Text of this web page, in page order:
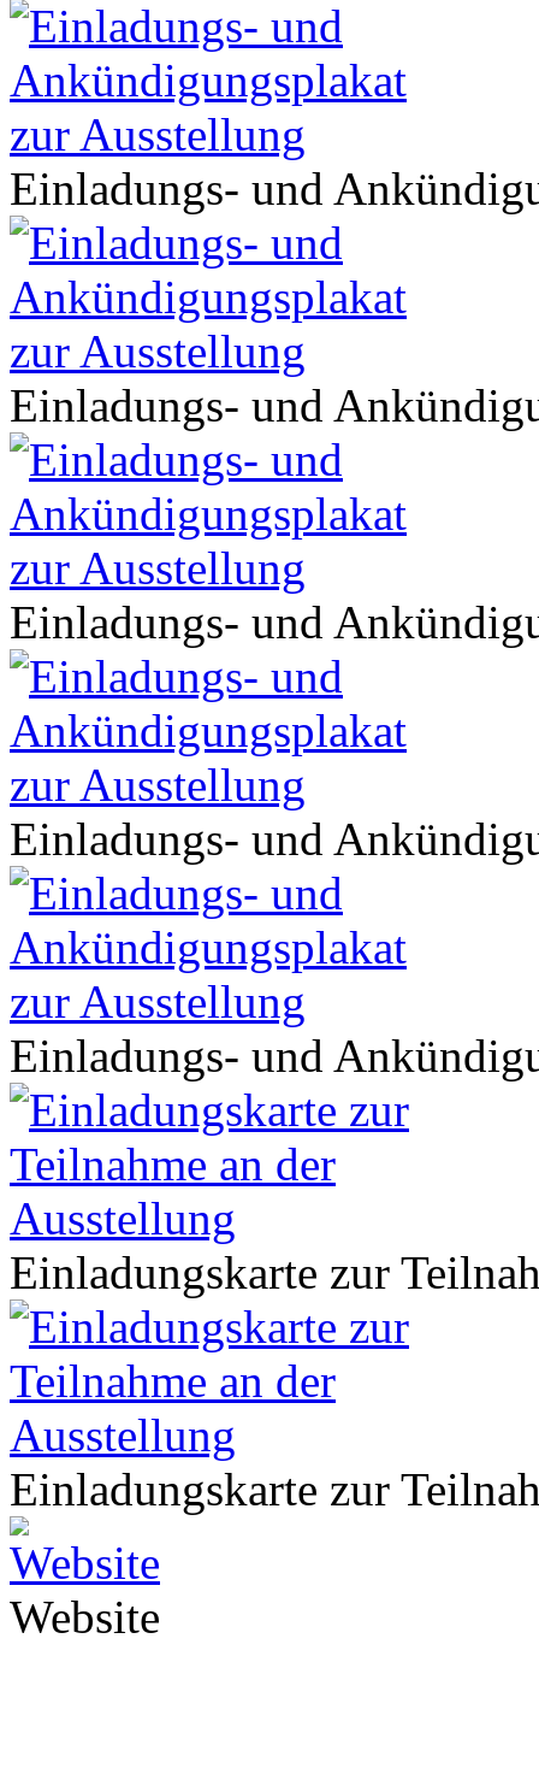
Einladungs- und
Einladungs- und
Einladungs- und
Einladungs- und
Einladungs- und
Einladungskarte zur
Einladungskarte zur
Website